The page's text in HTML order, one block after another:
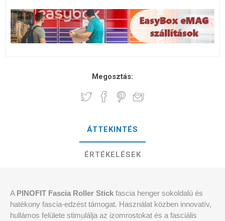
Megosztás:
ÁTTEKINTÉS
ÉRTÉKELÉSEK
A PINOFIT Fascia Roller Stick fascia henger sokoldalú és
hatékony fascia-edzést támogat. Használat közben innovatív,
hullámos felülete stimulálja az izomrostokat és a fasciális